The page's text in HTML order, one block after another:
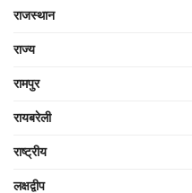
राजस्थान
राज्य
रामपुर
रायबरेली
राष्ट्रीय
लक्षद्वीप